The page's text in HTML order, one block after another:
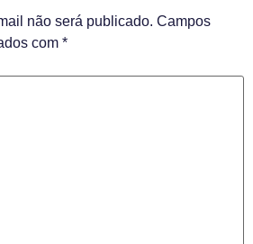
não será publicado. Campos
com *